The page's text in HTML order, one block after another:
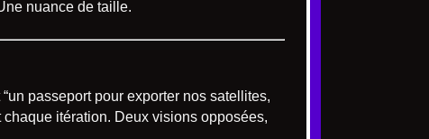
nuance de taille.
“un passeport pour exporter nos satellites,
itération. Deux visions opposées,